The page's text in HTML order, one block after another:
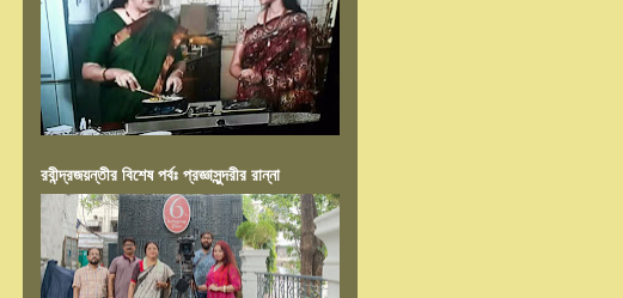
রবীন্দ্রজয়ন্তীর বিশেষ পর্বঃ প্রজ্ঞাসুন্দরীর রান্না